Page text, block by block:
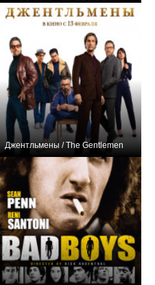
Джентльмены / The Gentlemen